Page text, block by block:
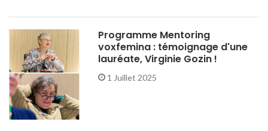
Programme Mentoring
voxfemina : témoignage d'une
lauréate, Virginie Gozin !
1 Juillet 2025